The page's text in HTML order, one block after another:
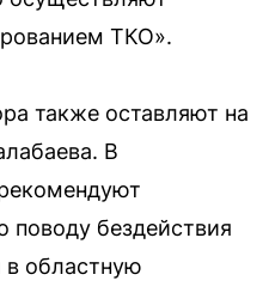
ТКО».
также оставляют на
В
поводу бездействия
областную